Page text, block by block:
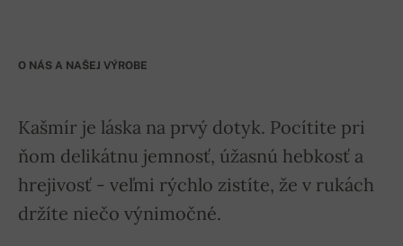
O NÁS A NAŠEJ VÝROBE
Kašmír je láska na prvý dotyk. Pocítite pri
ňom delikátnu jemnosť, úžasnú hebkosť a
hrejivosť - veľmi rýchlo zistíte, že v rukách
držíte niečo výnimočné.